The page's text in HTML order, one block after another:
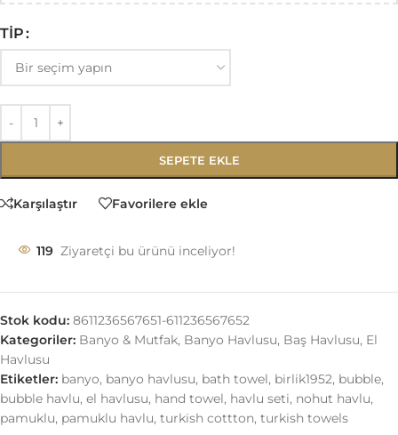
TIP
SEPETE EKLE
Karşılaştır Favorilere ekle
119 Ziyaretçi bu ürünü inceliyor!
Stok kodu: 8611236567651-611236567652
Kategoriler: Banyo & Mutfak, Banyo Havlusu, Baş Havlusu, El
Havlusu
Etiketler: banyo, banyo havlusu, bath towel, birlik1952, bubble,
bubble havlu, el havlusu, hand towel, havlu seti, nohut havlu,
pamuklu, pamuklu havlu, turkish cottton, turkish towels